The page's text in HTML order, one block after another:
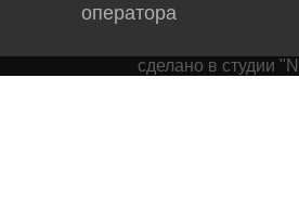
оператора
сделано в студии